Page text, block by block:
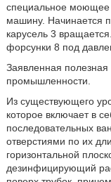
специальное моющее
машину. Начинается
карусель 3
форсунки 8 под
Заявленная
промышленности.
Из существующего
которое включает в
последовательных
отверстиями по их
горизонтальной
дезинфицирующий